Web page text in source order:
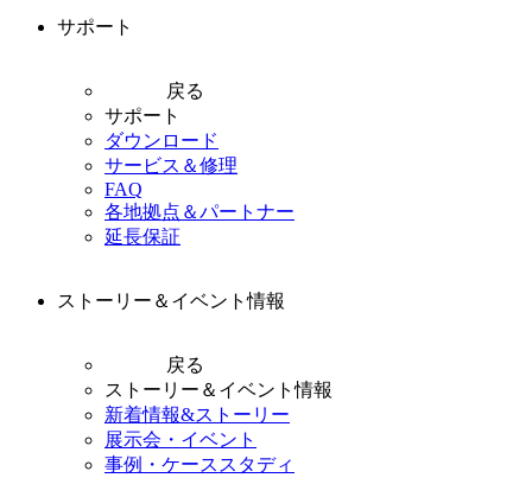
サポート
戻る
サポート
ダウンロード
サービス＆修理
FAQ
各地拠点＆パートナー
延長保証
ストーリー＆イベント情報
戻る
ストーリー＆イベント情報
新着情報&ストーリー
展示会・イベント
事例・ケーススタディ